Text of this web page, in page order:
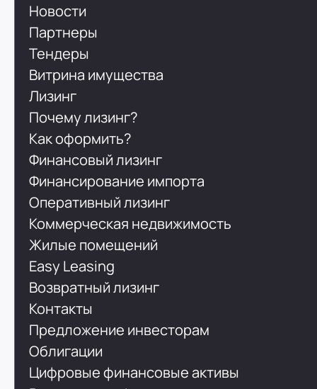
Новости
Партнеры
Тендеры
Витрина имущества
Лизинг
Почему лизинг?
Как оформить?
Финансовый лизинг
Финансирование импорта
Оперативный лизинг
Коммерческая недвижимость
Жилые помещений
Easy Leasing
Возвратный лизинг
Контакты
Предложение инвесторам
Облигации
Цифровые финансовые активы